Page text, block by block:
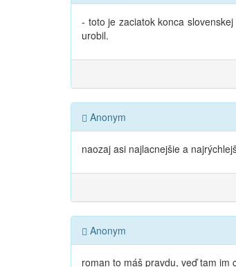
- toto je zaciatok konca
urobil.
Anonym
naozaj asi najlacnejšie a
Anonym
roman to máš pravdu, veď tam im